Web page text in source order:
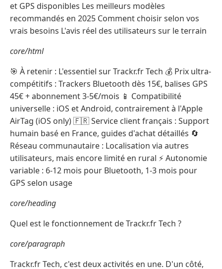
et GPS disponibles Les meilleurs modèles
recommandés en 2025 Comment choisir selon vos
vrais besoins L'avis réel des utilisateurs sur le terrain
core/html
🎯 À retenir : L'essentiel sur Trackr.fr Tech 💰 Prix ultra-
compétitifs : Trackers Bluetooth dès 15€, balises GPS
45€ + abonnement 3-5€/mois 📱 Compatibilité
universelle : iOS et Android, contrairement à l'Apple
AirTag (iOS only) 🇫🇷 Service client français : Support
humain basé en France, guides d'achat détaillés 🔄
Réseau communautaire : Localisation via autres
utilisateurs, mais encore limité en rural ⚡ Autonomie
variable : 6-12 mois pour Bluetooth, 1-3 mois pour
GPS selon usage
core/heading
Quel est le fonctionnement de Trackr.fr Tech ?
core/paragraph
Trackr.fr Tech, c'est deux activités en une. D'un côté,